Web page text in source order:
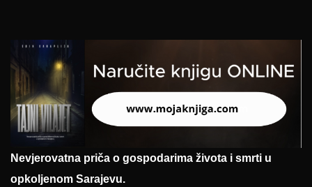
Nevjerovatna priča o gospodarima života i smrti u
opkoljenom Sarajevu.